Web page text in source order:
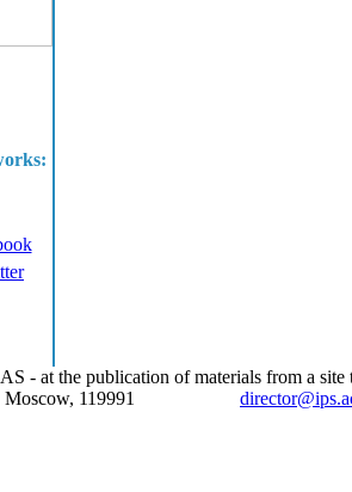
- at the publication of materials from a site
Moscow, 119991